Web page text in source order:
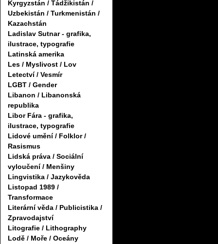
Kyrgyzstán / Tádžikistán /
Uzbekistán / Turkmenistán /
Kazachstán
Ladislav Sutnar - grafika,
ilustrace, typografie
Latinská amerika
Les / Myslivost / Lov
Letectví / Vesmír
LGBT / Gender
Libanon / Libanonská
republika
Libor Fára - grafika,
ilustrace, typografie
Lidové umění / Folklor /
Rasismus
Lidská práva / Sociální
vyloučení / Menšiny
Lingvistika / Jazykověda
Listopad 1989 /
Transformace
Literární věda / Publicistika /
Zpravodajství
Litografie / Lithography
Lodě / Moře / Oceány